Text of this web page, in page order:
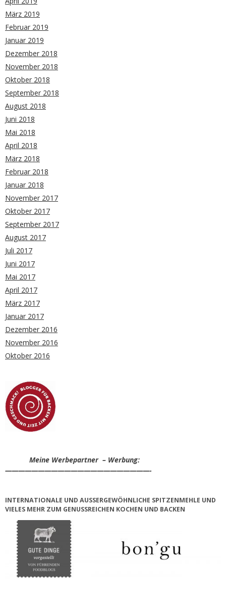
März 2019
Februar 2019
Januar 2019
Dezember 2018
November 2018
Oktober 2018
September 2018
August 2018
Juni 2018
Mai 2018
April 2018
März 2018
Februar 2018
Januar 2018
November 2017
Oktober 2017
September 2017
August 2017
Juli 2017
Juni 2017
Mai 2017
April 2017
März 2017
Januar 2017
Dezember 2016
November 2016
Oktober 2016
Meine Werbepartner – Werbung:
——————————————————————-
INTERNATIONALE UND AUSSERGEWÖHNLICHE SPITZENMEHLE UND V
IELES MEHR ZUM GENUSSREICHEN KOCHEN UND BACKEN